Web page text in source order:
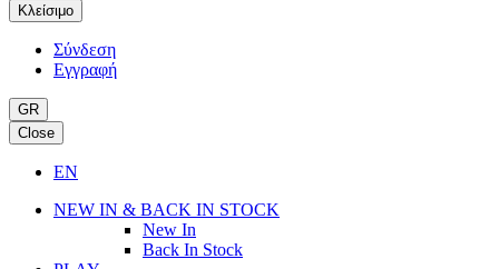
Κλείσιμο
Σύνδεση
Εγγραφή
GR
Close
EN
NEW IN & BACK IN STOCK
New In
Back In Stock